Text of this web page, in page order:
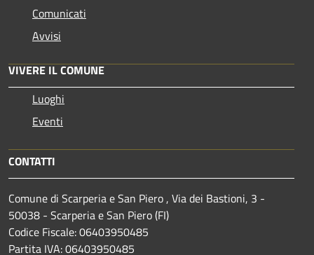
Comunicati
Avvisi
VIVERE IL COMUNE
Luoghi
Eventi
CONTATTI
Comune di Scarperia e San Piero , Via dei Bastioni, 3 -
50038 - Scarperia e San Piero (FI)
Codice Fiscale: 06403950485
Partita IVA: 06403950485